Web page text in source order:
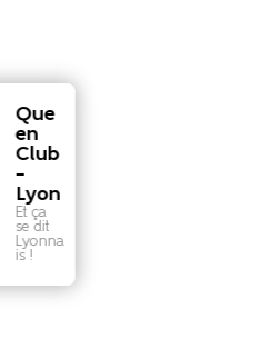
Que
en
Club
–
Lyon
Et ça
se dit
Lyonna
is !